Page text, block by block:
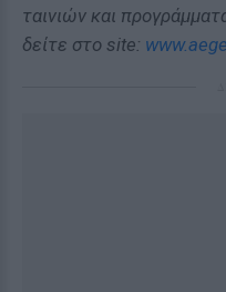
ταινιών και
δείτε στο site: